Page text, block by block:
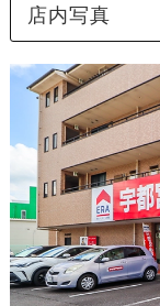
店内写真